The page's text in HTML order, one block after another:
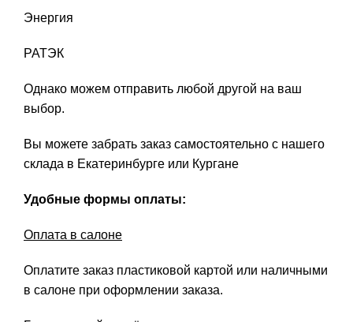
Энергия
РАТЭК
Однако можем отправить любой другой на ваш
выбор.
Вы можете забрать заказ самостоятельно с нашего
склада в Екатеринбурге или Кургане
Удобные формы оплаты:
Оплата в салоне
Оплатите заказ пластиковой картой или наличными
в салоне при оформлении заказа.